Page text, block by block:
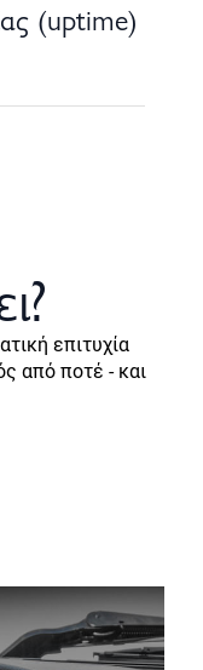
(uptime)
επιτυχία
από ποτέ - και